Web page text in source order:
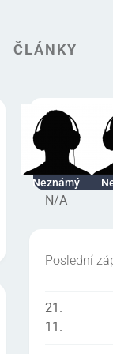
ČLÁNKY
Neznámý
N/A
Poslední
21.
11.